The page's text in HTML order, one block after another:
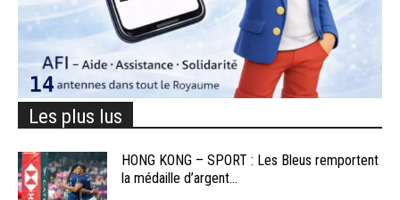
Les plus lus
HONG KONG – SPORT : Les Bleus remportent
la médaille d’argent...